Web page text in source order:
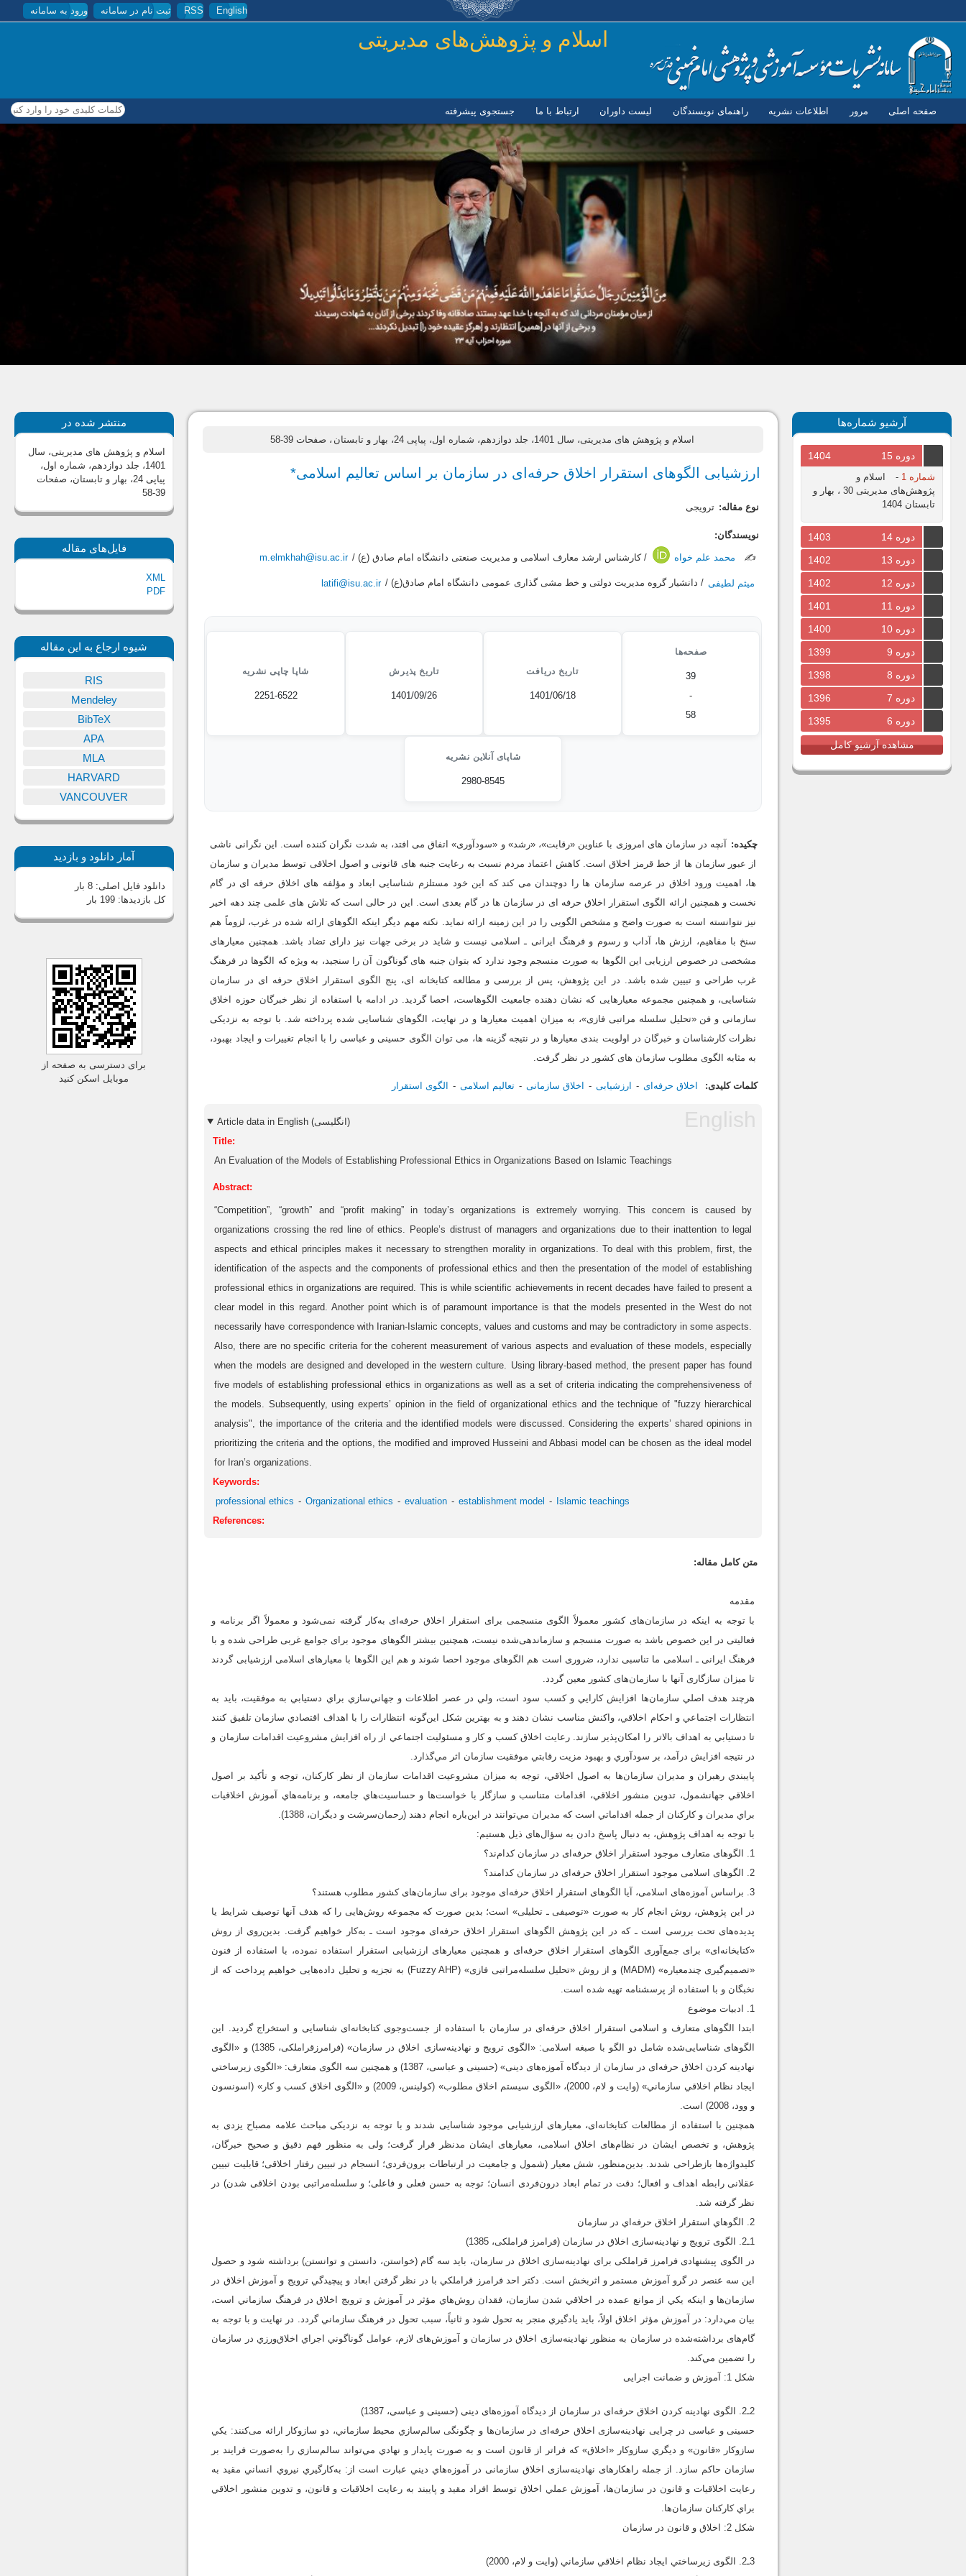
رفتن به محتوای اصلی English
RSS ثبت نام در سامانه ورود به سامانه
اسلام و پژوهش‌های مدیریتی
صفحه اصلی مرور اطلاعات نشریه راهنمای نویسندگان لیست داوران ارتباط با ما جستجوی پیشرفته کلمات کلیدی خود را وارد کنید
آرشیو شماره‌ها
دوره 15 1404
شماره 1 -
اسلام و
پژوهش‌های مدیریتی 30 ، بهار و
تابستان 1404
دوره 14
1403
دوره 13
1402
دوره 12
1402
دوره 11
1401
دوره 10
1400
دوره 9
1399
دوره 8
1398
دوره 7
1396
دوره 6
1395
مشاهده آرشیو کامل
اسلام و پژوهش های مدیریتی، سال 1401، جلد دوازدهم، شماره اول، پیاپی 24، بهار و تابستان ، صفحات 39-58
ارزشیابی الگوهای استقرار اخلاق حرفه‌ای در سازمان بر اساس تعالیم اسلامی*
نوع مقاله: ترویجی
نویسندگان:
✍️ محمد علم خواه / کارشناس ارشد معارف اسلامی و مدیریت صنعتی دانشگاه امام صادق (ع) / m.elmkhah@isu.ac.ir
میثم لطیفی / دانشیار گروه مدیریت دولتی و خط مشی گذاری عمومی دانشگاه امام صادق(ع) / latifi@isu.ac.ir
صفحه‌ها
39
-
58
تاریخ دریافت
1401/06/18
تاریخ پذیرش
1401/09/26
شاپا چاپی نشریه
2251-6522
شاپای آنلاین نشریه
2980-8545
چکیده: آنچه در سازمان های امروزی با عناوین «رقابت»، «رشد» و «سودآوری» اتفاق می افتد، به شدت نگران کننده است. این نگرانی ناشی
از عبور سازمان ها از خط قرمز اخلاق است. کاهش اعتماد مردم نسبت به رعایت جنبه های قانونی و اصول اخلاقی توسط مدیران و سازمان
ها، اهمیت ورود اخلاق در عرصه سازمان ها را دوچندان می کند که این خود مستلزم شناسایی ابعاد و مؤلفه های اخلاق حرفه ای در گام
نخست و همچنین ارائه الگوی استقرار اخلاق حرفه ای در سازمان ها در گام بعدی است. این در حالی است که تلاش های علمی چند دهه اخیر
نیز نتوانسته است به صورت واضح و مشخص الگویی را در این زمینه ارائه نماید. نکته مهم دیگر اینکه الگوهای ارائه شده در غرب، لزوماً هم
سنخ با مفاهیم، ارزش ها، آداب و رسوم و فرهنگ ایرانی ـ اسلامی نیست و شاید در برخی جهات نیز دارای تضاد باشد. همچنین معیارهای
مشخصی در خصوص ارزیابی این الگوها به صورت منسجم وجود ندارد که بتوان جنبه های گوناگون آن را سنجید، به ویژه که الگوها در فرهنگ
غرب طراحی و تبیین شده باشد. در این پژوهش، پس از بررسی و مطالعه کتابخانه ای، پنج الگوی استقرار اخلاق حرفه ای در سازمان
شناسایی، و همچنین مجموعه معیارهایی که نشان دهنده جامعیت الگوهاست، احصا گردید. در ادامه با استفاده از نظر خبرگان حوزه اخلاق
سازمانی و فن «تحلیل سلسله مراتبی فازی»، به میزان اهمیت معیارها و در نهایت، الگوهای شناسایی شده پرداخته شد. با توجه به نزدیکی
نظرات کارشناسان و خبرگان در اولویت بندی معیارها و در نتیجه گزینه ها، می توان الگوی حسینی و عباسی را با انجام تغییرات و ایجاد بهبود،
به مثابه الگوی مطلوب سازمان های کشور در نظر گرفت.
کلمات کلیدی: اخلاق حرفه‌ای ارزشیابی اخلاق سازمانی تعالیم اسلامی الگوی استقرار
Article data in English (انگلیسی)
Title:
An Evaluation of the Models of Establishing Professional Ethics in Organizations Based on Islamic Teachings
Abstract:
“Competition”, “growth” and “profit making” in today’s organizations is extremely worrying. This concern is caused by
organizations crossing the red line of ethics. People’s distrust of managers and organizations due to their inattention to legal
aspects and ethical principles makes it necessary to strengthen morality in organizations. To deal with this problem, first, the
identification of the aspects and the components of professional ethics and then the presentation of the model of establishing
professional ethics in organizations are required. This is while scientific achievements in recent decades have failed to present a
clear model in this regard. Another point which is of paramount importance is that the models presented in the West do not
necessarily have correspondence with Iranian-Islamic concepts, values and customs and may be contradictory in some aspects.
Also, there are no specific criteria for the coherent measurement of various aspects and evaluation of these models, especially
when the models are designed and developed in the western culture. Using library-based method, the present paper has found
five models of establishing professional ethics in organizations as well as a set of criteria indicating the comprehensiveness of
the models. Subsequently, using experts’ opinion in the field of organizational ethics and the technique of "fuzzy hierarchical
analysis", the importance of the criteria and the identified models were discussed. Considering the experts’ shared opinions in
prioritizing the criteria and the options, the modified and improved Husseini and Abbasi model can be chosen as the ideal model
for Iran’s organizations.
Keywords:
professional ethics
Organizational ethics evaluation establishment model
Islamic teachings
References:
متن کامل مقاله:
مقدمه
با توجه به اینکه در سازمان‌های کشور معمولاً الگوی منسجمی برای استقرار اخلاق حرفه‌ای به‌کار گرفته نمی‌شود و معمولاً اگر برنامه و
فعالیتی در این خصوص باشد به صورت منسجم و سازماندهی‌شده نیست، همچنین بیشتر الگوهای موجود برای جوامع غربی طراحی شده و با
فرهنگ ایرانی ـ اسلامی ما تناسبی ندارد، ضروری است هم الگوهای موجود احصا شوند و هم این الگوها با معیارهای اسلامی ارزشیابی گردند
تا میزان سازگاری آنها با سازمان‌های کشور معین گردد.
هرچند هدف اصلي سازمان‌ها افزايش کارايي و کسب سود است، ولي در عصر اطلاعات و جهاني‌سازي براي دستيابي به موفقيت، بايد به
انتظارات اجتماعي و احکام اخلاقي، واکنش مناسب نشان دهند و به بهترين شکل این‌گونه انتظارات را با اهداف اقتصادي سازمان تلفيق کنند
تا دستيابي به اهداف بالاتر را امکان‌پذير سازند. رعايت اخلاق کسب ‌و کار و مسئوليت اجتماعي از راه افزايش مشروعيت اقدامات سازمان و
در نتيجه افزايش درآمد، بر سودآوري و بهبود مزيت رقابتي موفقيت سازمان اثر مي‌گذارد.
پايبندي رهبران و مديران سازمان‌ها به اصول اخلاقي، توجه به ميزان مشروعيت اقدامات سازمان از نظر کارکنان، توجه و تأکيد بر اصول
اخلاقي جهانشمول، تدوين منشور اخلاقي، اقدامات متناسب و سازگار با خواست‌ها و حساسيت‌هاي جامعه، و برنامه‌هاي آموزش اخلاقيات
براي مديران و کارکنان از جمله اقداماتي است که مديران مي‌توانند در اين‌‌باره انجام دهند (رحمان‌سرشت و دیگران، 1388).
با توجه به اهداف پژوهش، به دنبال پاسخ دادن به سؤال‌های ذیل هستیم:
1. الگوهای متعارف موجود استقرار اخلاق حرفه‌ای در سازمان کدام‌ند؟
2. الگوهای اسلامی موجود استقرار اخلاق حرفه‌ای در سازمان کدامند؟
3. براساس آموزه‌های اسلامی، آیا الگوهای استقرار اخلاق حرفه‌ای موجود برای سازمان‌های کشور مطلوب هستند؟
در این پژوهش، روش انجام کار به صورت «توصیفی ـ تحلیلی» است؛ بدین ‌صورت که مجموعه روش‌هایی را که هدف آنها توصیف شرایط یا
پدیده‌های تحت بررسی است ـ که در این پژوهش الگوهای استقرار اخلاق حرفه‌ای موجود است ـ به‌کار خواهیم گرفت. بدین‌روی از روش
«کتابخانه‌ای» برای جمع‌آوری الگوهای استقرار اخلاق حرفه‌ای و همچنین معیارهای ارزشیابی استقرار استفاده نموده، با استفاده از فنون
«تصمیم‌گیری چندمعیاره» (MADM) و از روش «تحلیل سلسله‌مراتبی فازی» (Fuzzy AHP) به تجزیه و تحلیل داده‌هایی خواهیم پرداخت که از
نخبگان و با استفاده از پرسشنامه تهیه شده است.
1. ادبيات موضوع
ابتدا الگوهای متعارف و اسلامی استقرار اخلاق حرفه‌ای در سازمان با استفاده از جست‌وجوی کتابخانه‌ای شناسایی و استخراج گردید. این
الگوهای شناسایی‌شده شامل دو الگو با صبغه اسلامی: «الگوی ترویج و نهادینه‌سازی اخلاق در سازمان» (فرامرزقراملکی، 1385) و «الگوی
نهادینه کردن اخلاق حرفه‌ای در سازمان از دیدگاه آموزه‌های دینی» (حسینی و عباسی، 1387) و همچنین سه الگوی متعارف: «الگوی زيرساختي
ايجاد نظام اخلاقي سازماني» (وایت و لام، 2000)، «الگوی سيستم اخلاق مطلوب» (کولینس، 2009) و «الگوی اخلاق کسب‌ و کار» (اسونسون
و وود، 2008) است.
همچنین با استفاده از مطالعات کتابخانه‌ای، معیارهای ارزشیابی موجود شناسایی شدند و با توجه به نزدیکی مباحث علامه مصباح یزدی به
پژوهش، و تخصص ایشان در نظام‌های اخلاق اسلامی، معیارهای ایشان مدنظر قرار گرفت؛ ولی به منظور فهم دقیق و صحیح خبرگان،
کلیدواژه‌ها بازطراحی شدند. بدین‌منظور، شش معیار (شمول و جامعیت در ارتباطات برون‌فردی؛ انسجام در تبیین رفتار اخلاقی؛ قابلیت تبیین
عقلانی رابطه اهداف و افعال؛ دقت در تمام ابعاد درون‌فردی انسان؛ توجه به حسن‌ فعلی و فاعلی؛ و سلسله‌مراتبی بودن اخلاقی شدن) در
نظر گرفته شد.
2. الگوهاي استقرار اخلاق حرفه‌اي در سازمان
1ـ2. الگوی ترویج و نهادینه‌سازی اخلاق در سازمان (فرامرز قراملکی، 1385)
در الگوی پیشنهادی فرامرز قراملکی برای نهادینه‌سازی اخلاق در سازمان، باید سه گام (خواستن، دانستن و توانستن) برداشته شود و حصول
این سه عنصر در گرو آموزش مستمر و اثربخش است. دكتر احد فرامرز قراملكي با در نظر گرفتن ابعاد و پيچيدگي ترويج و آموزش اخلاق در
سازمان‌ها و اينكه يكي از موانع عمده در اخلاقي شدن سازمان، فقدان روش‌هاي مؤثر در آموزش و ترويج اخلاق در فرهنگ سازماني است،
بيان مي‌دارد: در آموزش مؤثر اخلاق اولاً، بايد يادگيري منجر به تحول شود و ثانياً، سبب تحول در فرهنگ سازماني گردد. در نهایت و با توجه به
گام‌های برداشته‌شده در سازمان به منظور نهادینه‌سازی اخلاق در سازمان و آموزش‌های لازم، عوامل گوناگوني اجراي اخلاق‌ورزي در سازمان
را تضمین مي‌كند.
شکل 1: آموزش و ضمانت اجرایی
2ـ2. الگوی نهادینه کردن اخلاق حرفه‌ای در سازمان از دیدگاه آموزه‌های دینی (حسینی و عباسی، 1387)
حسینی و عباسی در چرایی نهادینه‌سازی اخلاق حرفه‌ای در سازمان‌ها و چگونگی سالم‌‌سازي محيط سازماني، دو سازوكار ارائه می‌کنند: يكي
سازوكار «قانون» و ديگري سازوكار «اخلاق» كه فراتر از قانون است و به صورت پايدار و نهادي مي‌تواند سالم‌سازي را به‌صورت فرايند بر
سازمان حاكم سازد. از جمله راهكارهای نهادینه‌سازی اخلاق سازمانی در آموزه‌هاي ديني عبارت‌ است از: به‌كارگيري نيروي انساني مقيد به
رعايت اخلاقيات و قانون در سازمان‌ها، آموزش عملي اخلاق توسط افراد مقيد و پايبند به رعايت اخلاقيات و قانون، و تدوين منشور اخلاقي
براي كاركنان سازمان‌ها.
شکل 2: اخلاق و قانون در سازمان
3ـ2. الگوی زيرساختي ايجاد نظام اخلاقي سازماني (وایت و لام، 2000)
منتشر شده در
اسلام و پژوهش های مدیریتی، سال
1401، جلد دوازدهم، شماره اول،
پیاپی 24، بهار و تابستان
، صفحات
39-58
فایل‌های مقاله
XML
PDF
شیوه ارجاع به این مقاله
RIS
Mendeley
BibTeX
APA
MLA
HARVARD
VANCOUVER
آمار دانلود و بازدید
دانلود فایل اصلی:8 بار
کل بازدیدها:199 بار
برای دسترسی به صفحه از
موبایل اسکن کنید